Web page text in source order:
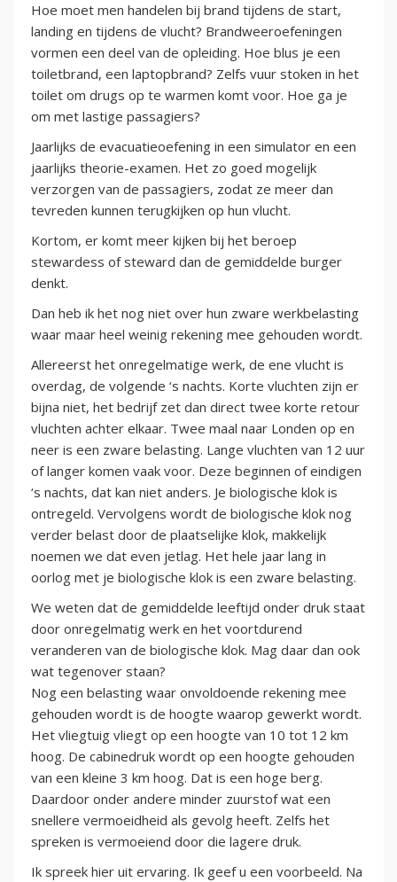
Hoe moet men handelen bij brand tijdens de start,
landing en tijdens de vlucht? Brandweeroefeningen
vormen een deel van de opleiding. Hoe blus je een
toiletbrand, een laptopbrand? Zelfs vuur stoken in het
toilet om drugs op te warmen komt voor. Hoe ga je
om met lastige passagiers?
Jaarlijks de evacuatieoefening in een simulator en een
jaarlijks theorie-examen. Het zo goed mogelijk
verzorgen van de passagiers, zodat ze meer dan
tevreden kunnen terugkijken op hun vlucht.
Kortom, er komt meer kijken bij het beroep
stewardess of steward dan de gemiddelde burger
denkt.
Dan heb ik het nog niet over hun zware werkbelasting
waar maar heel weinig rekening mee gehouden wordt.
Allereerst het onregelmatige werk, de ene vlucht is
overdag, de volgende ‘s nachts. Korte vluchten zijn er
bijna niet, het bedrijf zet dan direct twee korte retour
vluchten achter elkaar. Twee maal naar Londen op en
neer is een zware belasting. Lange vluchten van 12 uur
of langer komen vaak voor. Deze beginnen of eindigen
‘s nachts, dat kan niet anders. Je biologische klok is
ontregeld. Vervolgens wordt de biologische klok nog
verder belast door de plaatselijke klok, makkelijk
noemen we dat even jetlag. Het hele jaar lang in
oorlog met je biologische klok is een zware belasting.
We weten dat de gemiddelde leeftijd onder druk staat
door onregelmatig werk en het voortdurend
veranderen van de biologische klok. Mag daar dan ook
wat tegenover staan?
Nog een belasting waar onvoldoende rekening mee
gehouden wordt is de hoogte waarop gewerkt wordt.
Het vliegtuig vliegt op een hoogte van 10 tot 12 km
hoog. De cabinedruk wordt op een hoogte gehouden
van een kleine 3 km hoog. Dat is een hoge berg.
Daardoor onder andere minder zuurstof wat een
snellere vermoeidheid als gevolg heeft. Zelfs het
spreken is vermoeiend door die lagere druk.
Ik spreek hier uit ervaring. Ik geef u een voorbeeld. Na